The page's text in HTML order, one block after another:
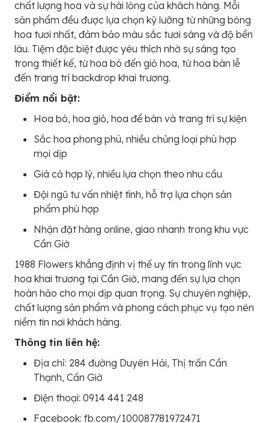
chất lượng hoa và sự hài lòng của khách hàng. Mỗi
sản phẩm đều được lựa chọn kỹ lưỡng từ những bông
hoa tươi nhất, đảm bảo màu sắc tươi sáng và độ bền
lâu. Tiệm đặc biệt được yêu thích nhờ sự sáng tạo
trong thiết kế, từ hoa bó đến giỏ hoa, từ hoa bàn lễ
đến trang trí backdrop khai trương.
Điểm nổi bật:
Hoa bó, hoa giỏ, hoa để bàn và trang trí sự kiện
Sắc hoa phong phú, nhiều chủng loại phù hợp
mọi dịp
Giá cả hợp lý, nhiều lựa chọn theo nhu cầu
Đội ngũ tư vấn nhiệt tình, hỗ trợ lựa chọn sản
phẩm phù hợp
Nhận đặt hàng online, giao nhanh trong khu vực
Cần Giờ
1988 Flowers khẳng định vị thế uy tín trong lĩnh vực
hoa khai trương tại Cần Giờ, mang đến sự lựa chọn
hoàn hảo cho mọi dịp quan trọng. Sự chuyên nghiệp,
chất lượng sản phẩm và phong cách phục vụ tạo nên
niềm tin nơi khách hàng.
Thông tin liên hệ:
Địa chỉ: 284 đường Duyên Hải, Thị trấn Cần
Thạnh, Cần Giờ
Điện thoại: 0914 441 248
Facebook: fb.com/100087781972471